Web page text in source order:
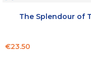
The Splendour of
Price
€23.50